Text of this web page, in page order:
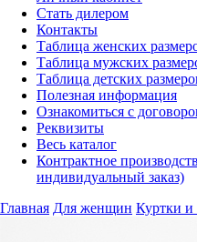
Стать дилером
Контакты
Таблица женских
Таблица мужских
Таблица детских
Полезная информация
Ознакомиться с
Реквизиты
Весь каталог
Контрактное
индивидуальный заказ)
Главная Для женщин Куртки и